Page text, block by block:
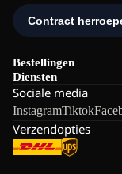
Bestellingen
Diensten
Sociale media
InstagramTiktok
Verzendopties